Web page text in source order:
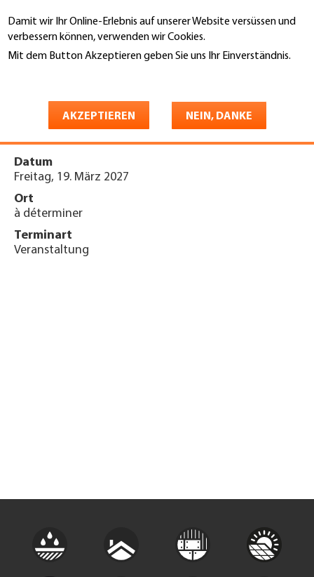
Damit wir Ihr Online-Erlebnis auf unserer Website versüssen und
verbessern können, verwenden wir Cookies.
Mit dem Button Akzeptieren geben Sie uns Ihr Einverständnis.
AKZEPTIEREN NEIN, DANKE
zum
Inhalt
Generalversammlung (Sektion
WDT)
Datum
Freitag, 19. März 2027
Ort
à déterminer
Terminart
Veranstaltung